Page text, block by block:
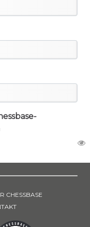
CHESSBASE